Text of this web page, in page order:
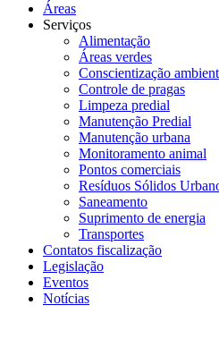
Áreas
Serviços
Alimentação
Áreas verdes
Conscientização
Controle de pragas
Limpeza predial
Manutenção Predial
Manutenção urbana
Monitoramento animal
Pontos comerciais
Resíduos Sólidos
Saneamento
Suprimento de energia
Transportes
Contatos fiscalização
Legislação
Eventos
Notícias